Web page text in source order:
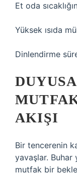
Et oda
Yüksek ısıda
Dinlendirme
AKIŞI
Bir tencerenin
yavaşlar. Buhar
mutfak bir